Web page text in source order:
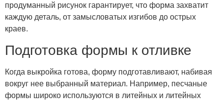
продуманный рисунок гарантирует, что форма захватит
каждую деталь, от замысловатых изгибов до острых
краев.
Подготовка формы к отливке
Когда выкройка готова, форму подготавливают, набивая
вокруг нее выбранный материал. Например, песчаные
формы широко используются в литейных и литейных